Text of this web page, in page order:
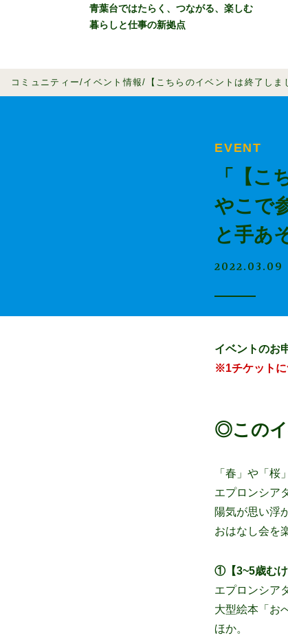
青葉台ではたらく、つながる、楽しむ
暮らしと仕事の新拠点
イベン
SPRAS
コミュニティー イベント情報 【こちらのイベントは終了し
EVENT
「【こ
やこで
と手あ
2022.03.09
イベントのお
※1チケットに
◎このイ
「春」や「桜
エプロンシア
陽気が思い浮
おはなし会を
①【3~5歳む
エプロンシア
大型絵本「お
ほか。